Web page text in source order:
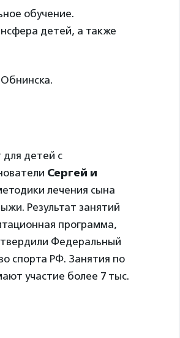
обучение.
детей, а также
детей с
Сергей и
лечения сына
Результат занятий
программа,
Федеральный
спорта РФ. Занятия по
участие более 7 тыс.